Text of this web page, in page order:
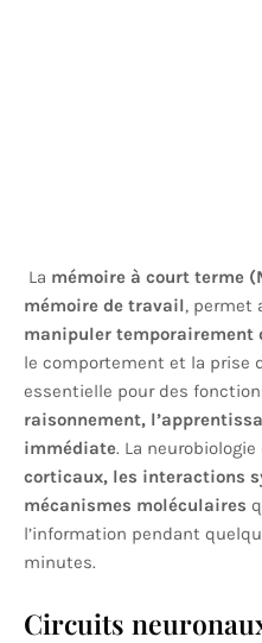
La mémoire à court terme
mémoire de travail, permet
manipuler temporairement
le comportement et la prise
essentielle pour des
raisonnement,
immédiate. La neurobiologie
corticaux, les interactions
mécanismes moléculaires
l’information pendant
minutes.
Circuits